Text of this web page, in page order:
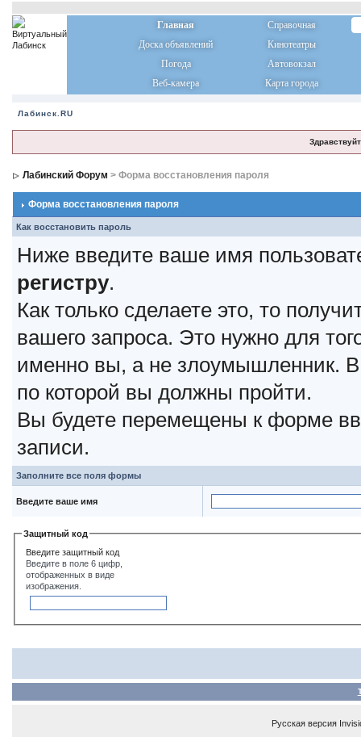
Главная
Справочная
Доска объявлений
Кинотеатры
Погода
Автовокзал
Веб-камера
Карта города
Лабинск.RU
Лабинский Форум > Форма восстановления пароля
Форма восстановления пароля
Как восстановить пароль
Ниже введите ваше имя
регистру.
Как только сделаете это, то
вашего запроса. Это нужно для
именно вы, а не злоумышленник. В
по которой вы должны пройти.
Вы будете перемещены к форме
записи.
Заполните все поля формы
Введите ваше имя
Защитный код
Введите защитный код
Введите в поле 6 цифр,
отображенных в виде
изображения.
Русская версия